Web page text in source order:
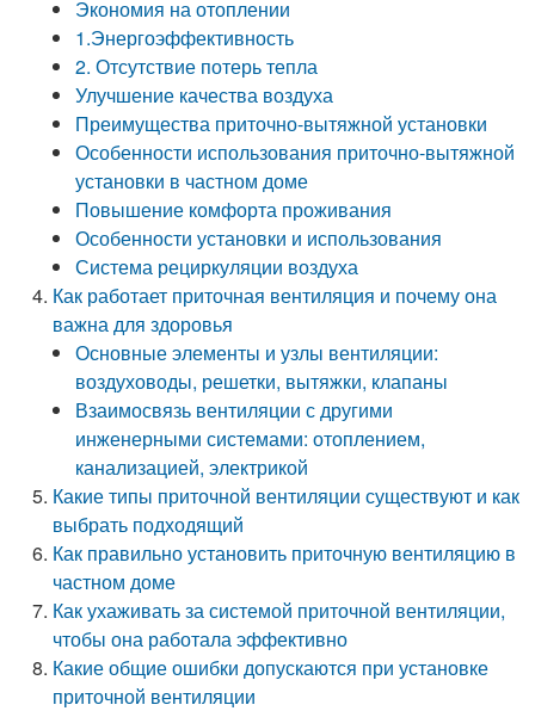
Экономия на отоплении
1.Энергоэффективность
2. Отсутствие потерь тепла
Улучшение качества воздуха
Преимущества приточно-вытяжной установки
Особенности использования приточно-вытяжной
установки в частном доме
Повышение комфорта проживания
Особенности установки и использования
Система рециркуляции воздуха
Как работает приточная вентиляция и почему она
важна для здоровья
Основные элементы и узлы вентиляции:
воздуховоды, решетки, вытяжки, клапаны
Взаимосвязь вентиляции с другими
инженерными системами: отоплением,
канализацией, электрикой
Какие типы приточной вентиляции существуют и как
выбрать подходящий
Как правильно установить приточную вентиляцию в
частном доме
Как ухаживать за системой приточной вентиляции,
чтобы она работала эффективно
Какие общие ошибки допускаются при установке
приточной вентиляции